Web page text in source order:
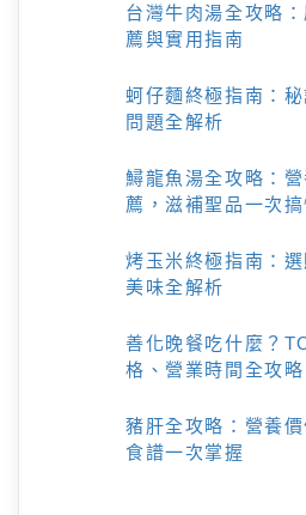
台灣牛肉湯全攻略
薦與實用指南
蚵仔麵終極指南：
問題全解析
鱘龍魚湯全攻略：
薦，滋補聖品一次搞
烤玉米終極指南：
美味全解析
善化晚餐吃什麼？
格、營業時間全攻略
豬肝全攻略：營養
食譜一次掌握